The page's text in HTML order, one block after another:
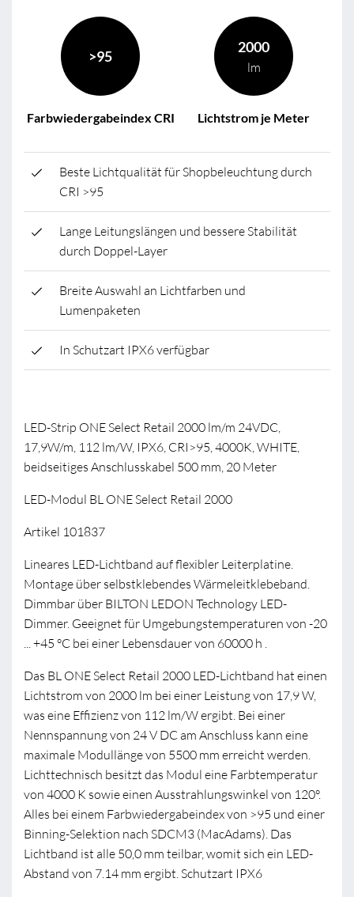
>95
Farbwiedergabeindex CRI
2000
lm
Lichtstrom je Meter
Beste Lichtqualität für Shopbeleuchtung durch
CRI >95
Lange Leitungslängen und bessere Stabilität
durch Doppel-Layer
Breite Auswahl an Lichtfarben und
Lumenpaketen
In Schutzart IPX6 verfügbar
LED-Strip ONE Select Retail 2000 lm/m 24VDC,
17,9W/m, 112 lm/W, IPX6, CRI>95, 4000K, WHITE,
beidseitiges Anschlusskabel 500 mm, 20 Meter
LED-Modul BL ONE Select Retail 2000
Artikel 101837
Lineares LED-Lichtband auf flexibler Leiterplatine.
Montage über selbstklebendes Wärmeleitklebeband.
Dimmbar über BILTON LEDON Technology LED-
Dimmer. Geeignet für Umgebungstemperaturen von -20
... +45 °C bei einer Lebensdauer von 60000 h .
Das BL ONE Select Retail 2000 LED-Lichtband hat einen
Lichtstrom von 2000 lm bei einer Leistung von 17,9 W,
was eine Effizienz von 112 lm/W ergibt. Bei einer
Nennspannung von 24 V DC am Anschluss kann eine
maximale Modullänge von 5500 mm erreicht werden.
Lichttechnisch besitzt das Modul eine Farbtemperatur
von 4000 K sowie einen Ausstrahlungswinkel von 120°.
Alles bei einem Farbwiedergabeindex von >95 und einer
Binning-Selektion nach SDCM3 (MacAdams). Das
Lichtband ist alle 50,0 mm teilbar, womit sich ein LED-
Abstand von 7.14 mm ergibt. Schutzart IPX6